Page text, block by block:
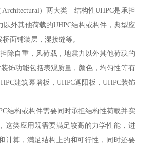
Architectural）两大类，结构性UHPC是承担
以外其他荷载的UHPC结构或构件，典型应
面铺装层，湿接缝等。
自重，风荷载，地震力以外其他荷载的
饰功能包括表观质量，颜色，均匀性等有
建筑幕墙板，UHPC遮阳板，UHPC装饰
构或构件需要同时承担结构性荷载并实
这类应用既需要满足较高的力学性能，进
计算，满足结构上的和可行性，同时还要